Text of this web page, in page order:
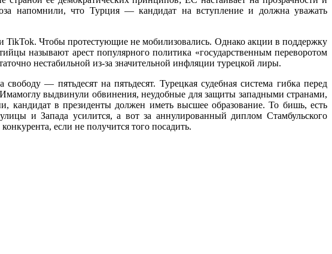
напомнили, что Турция — кандидат на вступление и должна уважать
TikTok. Чтобы протестующие не мобилизовались. Однако акции в поддержку
называют арест популярного политика «государственным переворотом
нестабильной из-за значительной инфляции турецкой лиры.
— пятьдесят на пятьдесят. Турецкая судебная система гибка перед
выдвинули обвинения, неудобные для защиты западными странами,
кандидат в президенты должен иметь высшее образование. То бишь, есть
и Запада усилится, а вот за аннулированный диплом Стамбульского
если не получится того посадить.